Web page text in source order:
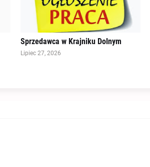
Sprzedawca w Krajniku Dolnym
Lipiec 27, 2026